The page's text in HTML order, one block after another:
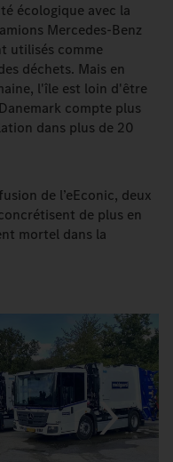
écologique avec la
Mercedes-Benz
utilisés comme
déchets. Mais en
l'île est loin d'être
compte plus
dans plus de 20
de l’eEconic, deux
de plus en
mortel dans la